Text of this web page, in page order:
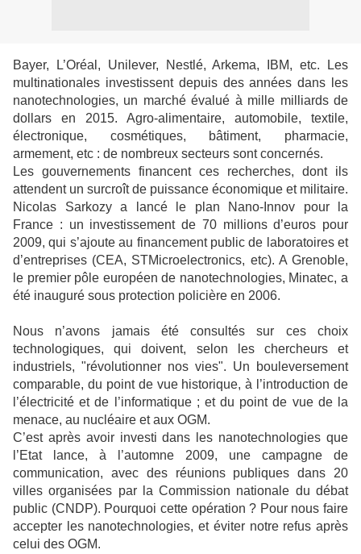
Bayer, L’Oréal, Unilever, Nestlé, Arkema, IBM, etc. Les
multinationales investissent depuis des années dans les
nanotechnologies, un marché évalué à mille milliards de
dollars en 2015. Agro-alimentaire, automobile, textile,
électronique, cosmétiques, bâtiment, pharmacie,
armement, etc : de nombreux secteurs sont concernés.
Les gouvernements financent ces recherches, dont ils
attendent un surcroît de puissance économique et militaire.
Nicolas Sarkozy a lancé le plan Nano-Innov pour la
France : un investissement de 70 millions d’euros pour
2009, qui s’ajoute au financement public de laboratoires et
d’entreprises (CEA, STMicroelectronics, etc). A Grenoble,
le premier pôle européen de nanotechnologies, Minatec, a
été inauguré sous protection policière en 2006.
Nous n’avons jamais été consultés sur ces choix
technologiques, qui doivent, selon les chercheurs et
industriels, "révolutionner nos vies". Un bouleversement
comparable, du point de vue historique, à l’introduction de
l’électricité et de l’informatique ; et du point de vue de la
menace, au nucléaire et aux OGM.
C’est après avoir investi dans les nanotechnologies que
l’Etat lance, à l’automne 2009, une campagne de
communication, avec des réunions publiques dans 20
villes organisées par la Commission nationale du débat
public (CNDP). Pourquoi cette opération ? Pour nous faire
accepter les nanotechnologies, et éviter notre refus après
celui des OGM.